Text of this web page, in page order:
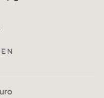
EN